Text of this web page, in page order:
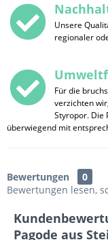
Unsere
regionaler
Für die
verzichten
Styropor. Die
überwiegend mit
Bewertungen
0
Bewertungen lesen,
Pagode aus